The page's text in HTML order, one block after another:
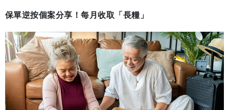
保單逆按個案分享！每月收取「長糧」